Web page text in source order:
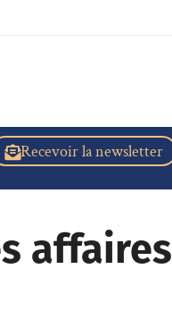
Recevoir la newsletter
affaires